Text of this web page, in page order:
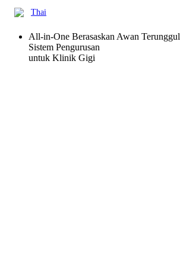
Thai
All-in-One Berasaskan Awan Terunggul
Sistem Pengurusan
untuk Klinik Gigi